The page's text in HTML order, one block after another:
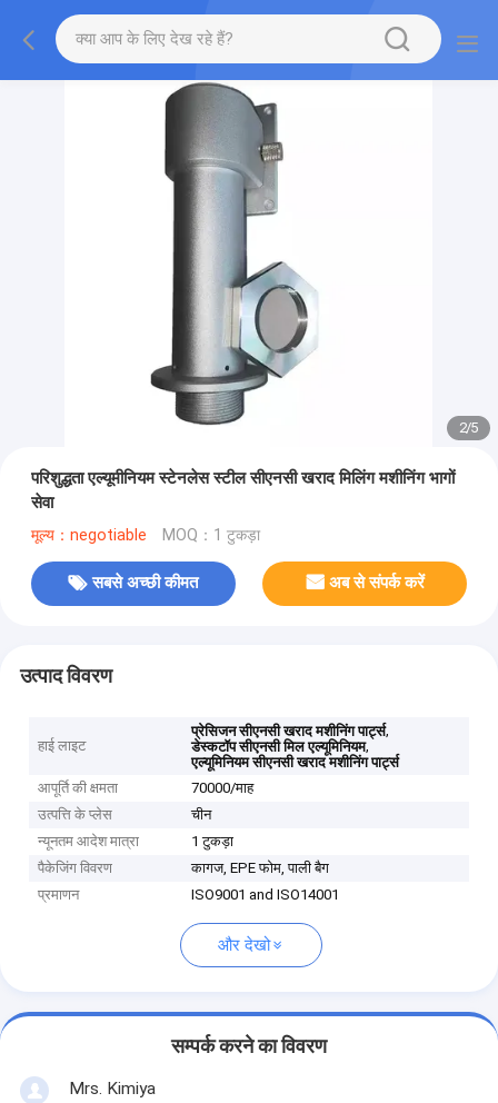
2/5
परिशुद्धता एल्यूमीनियम स्टेनलेस स्टील सीएनसी खराद मिलिंग मशीनिंग भागों
सेवा
मूल्य：negotiable MOQ：1 टुकड़ा
सबसे अच्छी कीमत अब से संपर्क करें
उत्पाद विवरण
हाई लाइट
प्रेसिजन सीएनसी खराद मशीनिंग पार्ट्स,
डेस्कटॉप सीएनसी मिल एल्यूमिनियम,
एल्यूमिनियम सीएनसी खराद मशीनिंग पार्ट्स
आपूर्ति की क्षमता
70000/माह
उत्पत्ति के प्लेस
चीन
न्यूनतम आदेश मात्रा
1 टुकड़ा
पैकेजिंग विवरण
कागज, EPE फोम, पाली बैग
प्रमाणन
ISO9001 and ISO14001
और देखो
सम्पर्क करने का विवरण
Mrs. Kimiya